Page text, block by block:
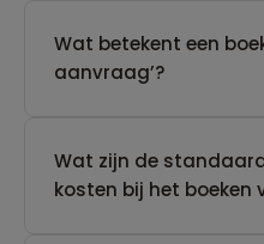
Wat betekent een
aanvraag’?
Wat zijn de
kosten bij het boeken